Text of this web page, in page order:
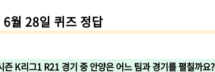
월 28일 퀴즈 정답
K리그1 R21 경기 중 안양은 어느 팀과 경기를 펼칠까요?